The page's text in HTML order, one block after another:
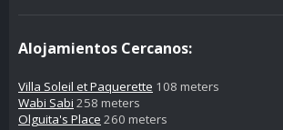
Alojamientos Cercanos:
Villa Soleil et Paquerette 108 meters
Wabi Sabi 258 meters
Olguita's Place 260 meters